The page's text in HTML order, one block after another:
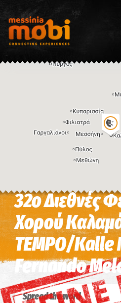
Η εικόνα ενδέχεται να
32o Διεθνές
Χορού
TEMPO/Kalle
Fernando
Spread the word